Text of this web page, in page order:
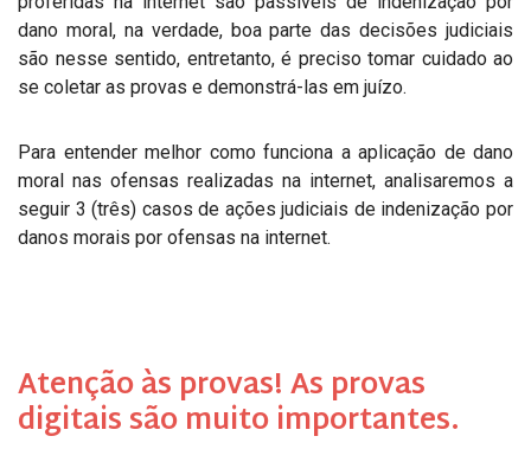
dano moral, na verdade, boa parte das decisões judiciais
são nesse sentido, entretanto, é preciso tomar cuidado ao
se coletar as provas e demonstrá-las em juízo.
Para entender melhor como funciona a aplicação de dano
moral nas ofensas realizadas na internet, analisaremos a
seguir 3 (três) casos de ações judiciais de indenização por
danos morais por ofensas na internet.
Atenção às provas! As provas
digitais são muito importantes.